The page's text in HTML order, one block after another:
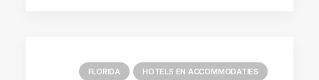
FLORIDA HOTELS EN ACCOMMODATIES